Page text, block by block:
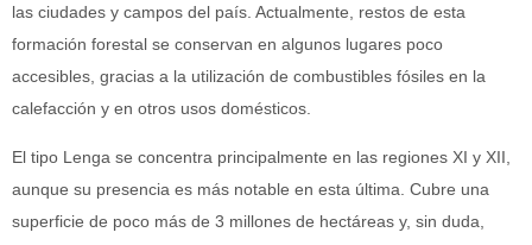
las ciudades y campos del país. Actualmente, restos de esta
formación forestal se conservan en algunos lugares poco
accesibles, gracias a la utilización de combustibles fósiles en la
calefacción y en otros usos domésticos.
El tipo Lenga se concentra principalmente en las regiones XI y XII,
aunque su presencia es más notable en esta última. Cubre una
superficie de poco más de 3 millones de hectáreas y, sin duda,